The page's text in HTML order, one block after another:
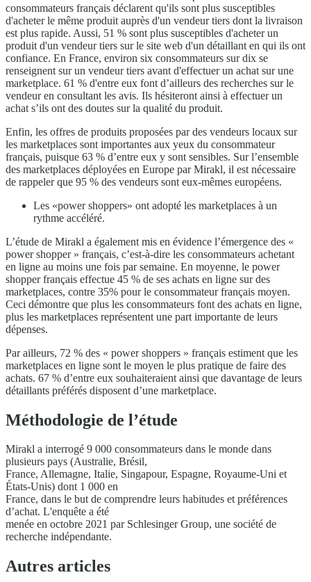
consommateurs français déclarent qu'ils sont plus susceptibles
d'acheter le même produit auprès d'un vendeur tiers dont la livraison
est plus rapide. Aussi, 51 % sont plus susceptibles d'acheter un
produit d'un vendeur tiers sur le site web d'un détaillant en qui ils ont
confiance. En France, environ six consommateurs sur dix se
renseignent sur un vendeur tiers avant d'effectuer un achat sur une
marketplace. 61 % d'entre eux font d’ailleurs des recherches sur le
vendeur en consultant les avis. Ils hésiteront ainsi à effectuer un
achat s’ils ont des doutes sur la qualité du produit.
Enfin, les offres de produits proposées par des vendeurs locaux sur
les marketplaces sont importantes aux yeux du consommateur
français, puisque 63 % d’entre eux y sont sensibles. Sur l’ensemble
des marketplaces déployées en Europe par Mirakl, il est nécessaire
de rappeler que 95 % des vendeurs sont eux-mêmes européens.
Les «power shoppers» ont adopté les marketplaces à un
rythme accéléré.
L’étude de Mirakl a également mis en évidence l’émergence des «
power shopper » français, c’est-à-dire les consommateurs achetant
en ligne au moins une fois par semaine. En moyenne, le power
shopper français effectue 45 % de ses achats en ligne sur des
marketplaces, contre 35% pour le consommateur français moyen.
Ceci démontre que plus les consommateurs font des achats en ligne,
plus les marketplaces représentent une part importante de leurs
dépenses.
Par ailleurs, 72 % des « power shoppers » français estiment que les
marketplaces en ligne sont le moyen le plus pratique de faire des
achats. 67 % d’entre eux souhaiteraient ainsi que davantage de leurs
détaillants préférés disposent d’une marketplace.
Méthodologie de l’étude
Mirakl a interrogé 9 000 consommateurs dans le monde dans
plusieurs pays (Australie, Brésil,
France, Allemagne, Italie, Singapour, Espagne, Royaume-Uni et
États-Unis) dont 1 000 en
France, dans le but de comprendre leurs habitudes et préférences
d’achat. L'enquête a été
menée en octobre 2021 par Schlesinger Group, une société de
recherche indépendante.
Autres articles